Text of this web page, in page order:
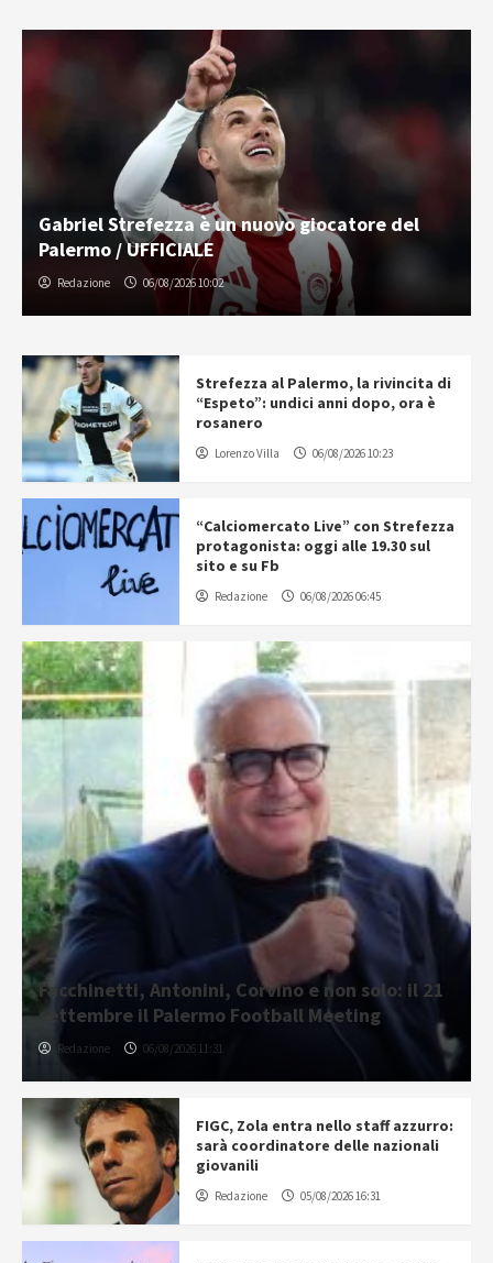
Gabriel Strefezza è un nuovo giocatore del
Palermo / UFFICIALE
Redazione 06/08/2026 10:02
Strefezza al Palermo, la rivincita di
“Espeto”: undici anni dopo, ora è
rosanero
Lorenzo Villa 06/08/2026 10:23
“Calciomercato Live” con Strefezza
protagonista: oggi alle 19.30 sul
sito e su Fb
Redazione 06/08/2026 06:45
Facchinetti, Antonini, Corvino e non solo: il 21
settembre il Palermo Football Meeting
Redazione 06/08/2026 11:31
FIGC, Zola entra nello staff azzurro:
sarà coordinatore delle nazionali
giovanili
Redazione 05/08/2026 16:31